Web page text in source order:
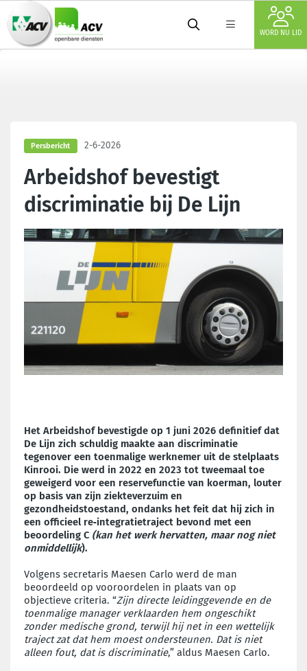
WORD NU LID
Persbericht 2-6-2026
Arbeidshof bevestigt
discriminatie bij De Lijn
Het Arbeidshof bevestigde op 1 juni 2026 definitief dat
De Lijn zich schuldig maakte aan discriminatie
tegenover een toenmalige werknemer uit de stelplaats
Kinrooi. Die werd in 2022 en 2023 tot tweemaal toe
geweigerd voor een reservefunctie van koerman, louter
op basis van zijn ziekteverzuim en
gezondheidstoestand, ondanks het feit dat hij zich in
een officieel re‑integratietraject bevond met een
beoordeling C (kan het werk hervatten, maar nog niet
onmiddellijk).
Volgens secretaris Maesen Carlo werd de man
beoordeeld op vooroordelen in plaats van op
objectieve criteria. “Zijn directe leidinggevende en de
toenmalige manager verklaarden hem ongeschikt
zonder medische grond, terwijl hij net in een wettelijk
traject zat dat hem moest ondersteunen. Dat is niet
alleen fout, dat is discriminatie,” aldus Maesen Carlo.